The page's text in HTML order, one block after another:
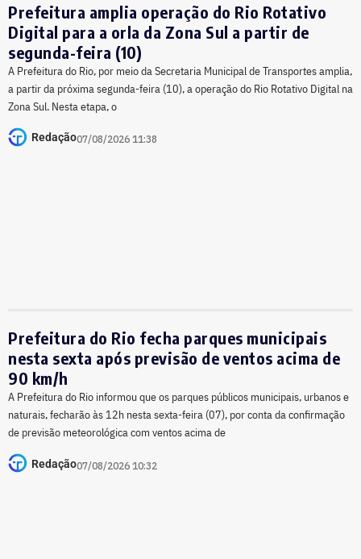
Prefeitura amplia operação do Rio Rotativo
Digital para a orla da Zona Sul a partir de
segunda-feira (10)
A Prefeitura do Rio, por meio da Secretaria Municipal de Transportes amplia,
a partir da próxima segunda-feira (10), a operação do Rio Rotativo Digital na
Zona Sul. Nesta etapa, o
Redação07/08/2026 11:38
Prefeitura do Rio fecha parques municipais
nesta sexta após previsão de ventos acima de
90 km/h
A Prefeitura do Rio informou que os parques públicos municipais, urbanos e
naturais, fecharão às 12h nesta sexta-feira (07), por conta da confirmação
de previsão meteorológica com ventos acima de
Redação07/08/2026 10:32